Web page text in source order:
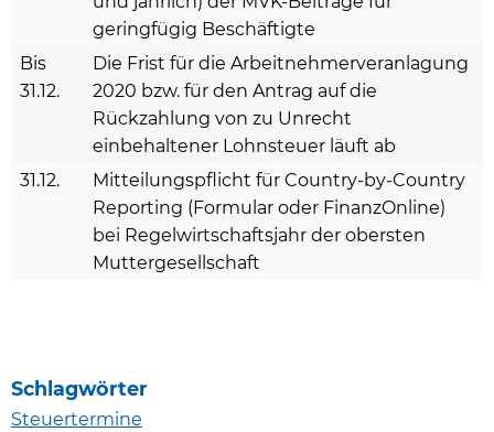
geringfügig Beschäftigte
Bis
31.12.
Die Frist für die Arbeitnehmerveranlagung
2020 bzw. für den Antrag auf die
Rückzahlung von zu Unrecht
einbehaltener Lohnsteuer läuft ab
31.12.
Mitteilungspflicht für Country-by-Country
Reporting (Formular oder FinanzOnline)
bei Regelwirtschaftsjahr der obersten
Muttergesellschaft
Schlagwörter
Steuertermine